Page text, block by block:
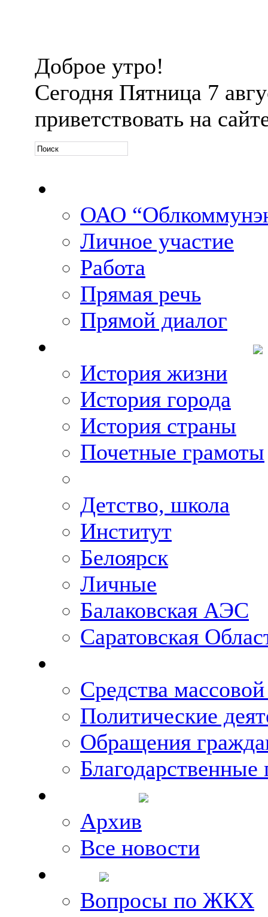
Доброе утро!
Сегодня Пятница 7
приветствовать на
ОАО
Личное участие
Работа
Прямая речь
Прямой диалог
История жизни
История города
История страны
Почетные грамоты
Детство, школа
Институт
Белоярск
Личные
Балаковская АЭС
Саратовская
Средства
Политические
Обращения
Благодарственные
Архив
Все новости
Вопросы по ЖКХ